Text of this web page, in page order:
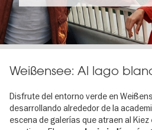
Weißensee: Al lago
Disfrute del entorno verde en
desarrollando alrededor de la
escena de galerías que atraen al